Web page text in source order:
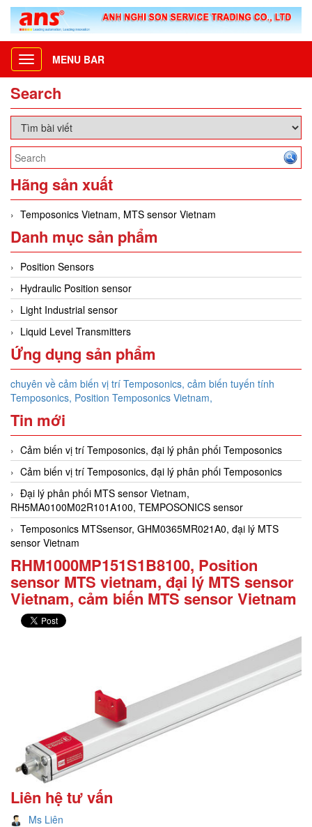
Toggle
navigation
MENU BAR
Search
Hãng sản xuất
Temposonics Vietnam, MTS sensor Vietnam
Danh mục sản phẩm
Position Sensors
Hydraulic Position sensor
Light Industrial sensor
Liquid Level Transmitters
Ứng dụng sản phẩm
chuyên về cảm biến vị trí Temposonics, cảm biến tuyến tính
Temposonics, Position Temposonics Vietnam,
Tin mới
Cảm biến vị trí Temposonics, đại lý phân phối Temposonics
Cảm biến vị trí Temposonics, đại lý phân phối Temposonics
Đại lý phân phối MTS sensor Vietnam,
RH5MA0100M02R101A100, TEMPOSONICS sensor
Temposonics MTSsensor, GHM0365MR021A0, đại lý MTS
sensor Vietnam
RHM1000MP151S1B8100, Position
sensor MTS vietnam, đại lý MTS sensor
Vietnam, cảm biến MTS sensor Vietnam
Liên hệ tư vấn
Ms Liên